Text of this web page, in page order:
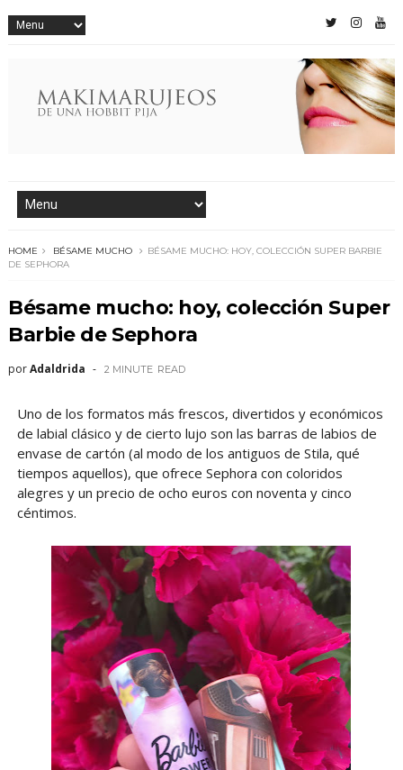
HOME BÉSAME MUCHO
BÉSAME MUCHO: HOY, COLECCIÓN SUPER BARBIE
DE SEPHORA
Bésame mucho: hoy, colección Super
Barbie de Sephora
porAdaldrida 2 MINUTE READ
Uno de los formatos más frescos, divertidos y económicos
de labial clásico y de cierto lujo son las barras de labios de
envase de cartón (al modo de los antiguos de Stila, qué
tiempos aquellos), que ofrece Sephora con coloridos
alegres y un precio de ocho euros con noventa y cinco
céntimos.